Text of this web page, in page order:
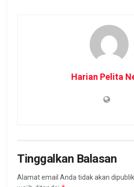
Harian Pelita
Tinggalkan Balasan
Alamat email Anda tidak akan